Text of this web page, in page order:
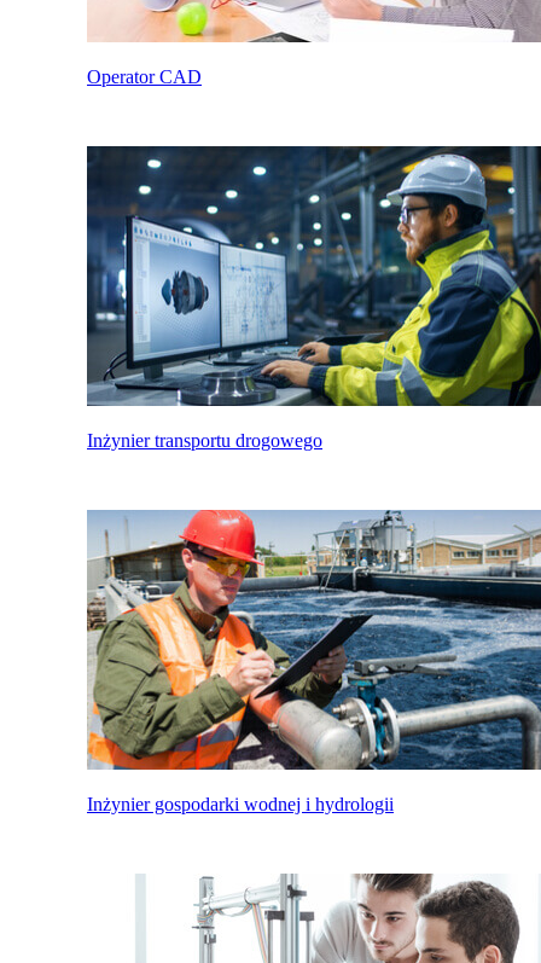
Operator CAD
Inżynier transportu drogowego
Inżynier gospodarki wodnej i hydrologii